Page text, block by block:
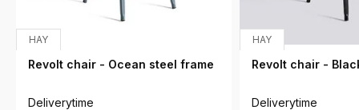
HAY
Revolt chair - Ocean steel frame
Deliverytime
HAY
Revolt chair -
Deliverytime